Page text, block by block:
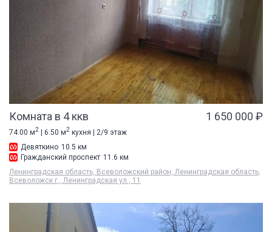
Комната в 4 ккв 1 650 000 ₽
74.00 м2 | 6.50 м2 кухня | 2/9 этаж
Девяткино 10.5 км
Гражданский проспект 11.6 км
Ленинградская область, Всеволожский район, Ленинградская область,
Всеволожск г., Ленинградская ул., 11